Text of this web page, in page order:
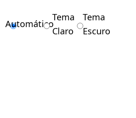
Automático
Tema
Claro
Tema
Escuro